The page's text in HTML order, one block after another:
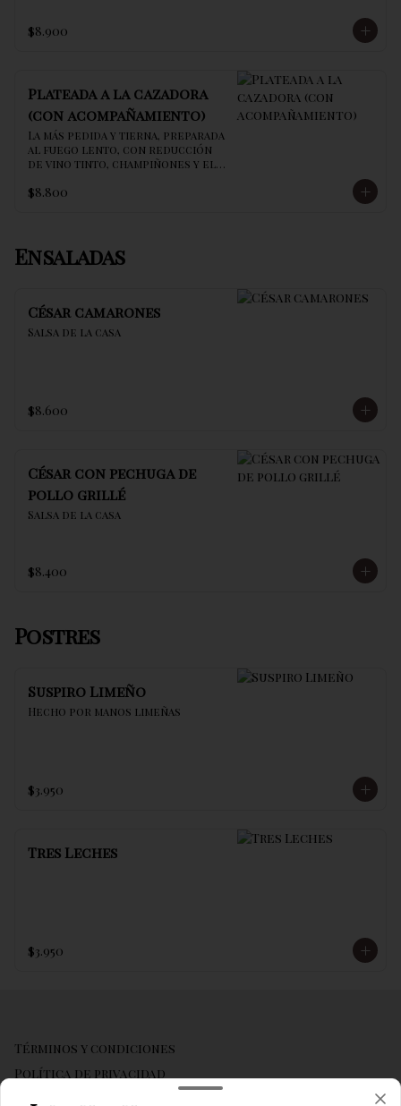
$8.900
Plateada a la cazadora
(con acompañamiento)
La más pedida y tierna, preparada
al fuego lento, con reducción
de vino tinto, champiñones y el
$8.800
Ensaladas
César camarones
Salsa de la casa
$8.600
César con pechuga de
pollo grillé
Salsa de la casa
$8.400
Postres
Suspiro Limeño
Hecho por manos limeñas
$3.950
Tres Leches
$3.950
Términos y condiciones
Política de privacidad